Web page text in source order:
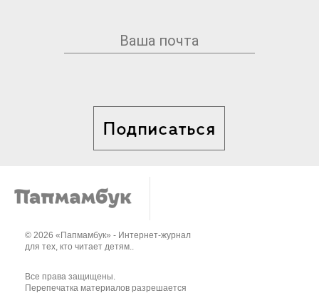
Подписаться
© 2026 «Папмамбук» - Интернет-журнал
для тех, кто читает детям..
Все права защищены.
Перепечатка материалов разрешается